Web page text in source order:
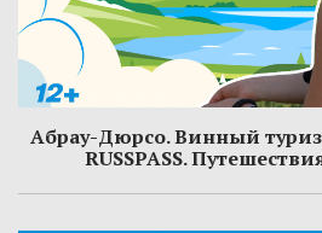
Абрау-Дюрсо. Винный
RUSSPASS.